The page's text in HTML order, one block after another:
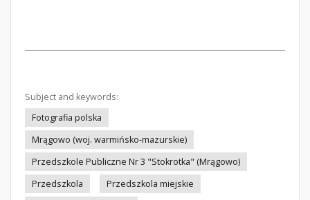
Subject and keywords:
Fotografia polska
Mrągowo (woj. warmińsko-mazurskie)
Przedszkole Publiczne Nr 3 "Stokrotka" (Mrągowo)
Przedszkola
Przedszkola miejskie